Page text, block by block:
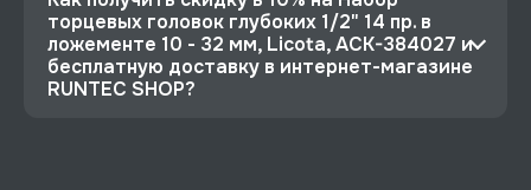
торцевых головок глубоких 1/2" 14 пр. в
ложементе 10 - 32 мм, Licota, ACK-384027 и
бесплатную доставку в интернет-магазине
RUNTEC SHOP?